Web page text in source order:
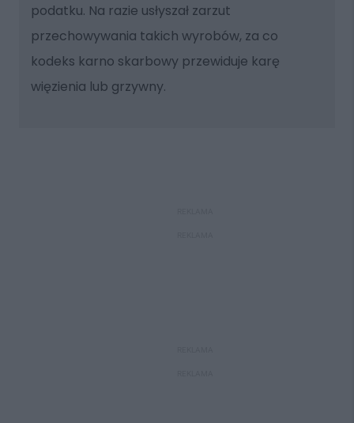
podatku. Na razie usłyszał zarzut
przechowywania takich wyrobów, za co
kodeks karno skarbowy przewiduje karę
więzienia lub grzywny.